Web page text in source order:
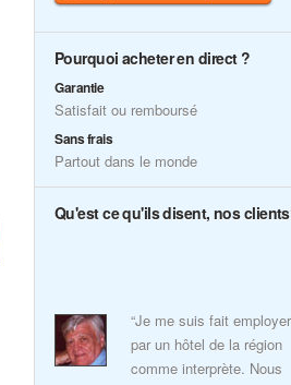
Pourquoi acheter en direct ?
Garantie
Satisfait ou remboursé
Sans frais
Partout dans le monde
Qu'est ce qu'ils disent, nos
“Je me suis fait employer
par un hôtel de la région
comme interprète. Nous